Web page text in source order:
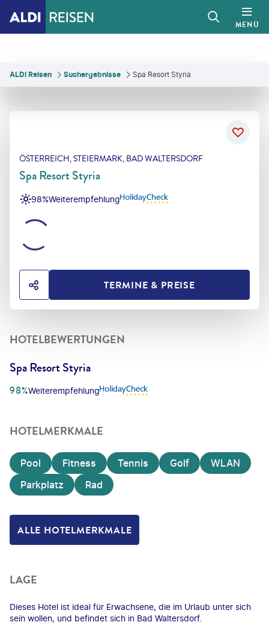
MENÜ
ALDI Reisen Suchergebnisse Spa Resort Styria
ÖSTERREICH, STEIERMARK, BAD WALTERSDORF
Spa Resort Styria
Weiterempfehlung
98%
HOTEL TEILENTERMINE & PREISE
HOTELBEWERTUNGEN
Spa Resort Styria
Weiterempfehlung
98%
HOTELMERKMALE
Pool Fitness Tennis Golf
WLAN
Parkplatz
Rad
ALLE HOTELMERKMALE
LAGE
Dieses Hotel ist ideal für Erwachsene, die im Urlaub unter sich
sein wollen, und befindet sich in Bad Waltersdorf.